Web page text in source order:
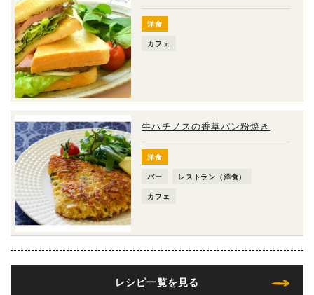
洋食
カフェ
牛ハチノスの香草パン粉焼き
洋食
バー レストラン（洋食）
カフェ
レシピ一覧を見る